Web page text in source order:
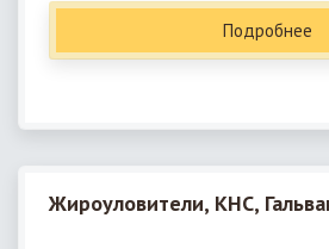
Подробнее
Жироуловители, КНС,